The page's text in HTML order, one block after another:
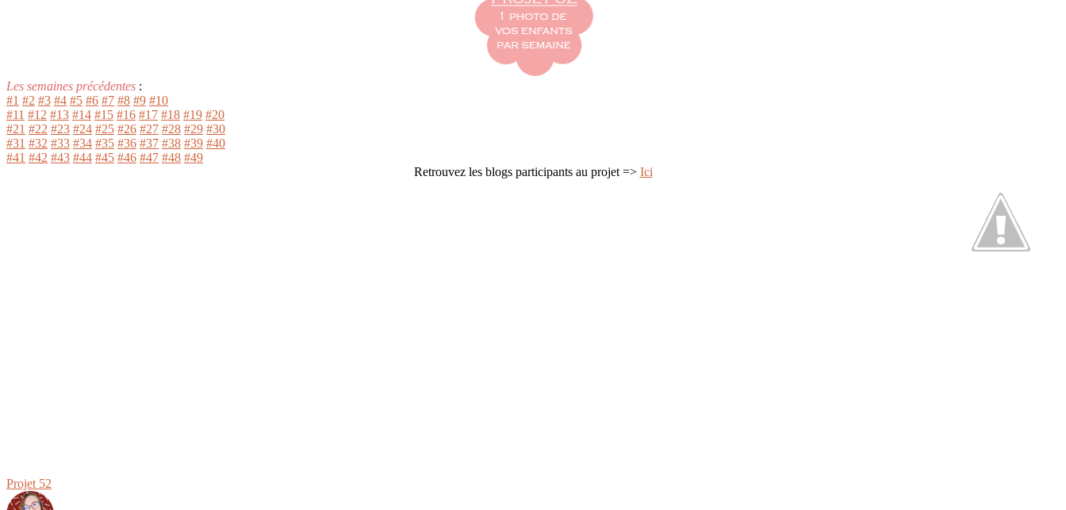
Les semaines précédentes :
#1 #2 #3 #4 #5 #6 #7 #8 #9 #10
#11 #12 #13 #14 #15 #16 #17 #18 #19 #20
#21 #22 #23 #24 #25 #26 #27 #28 #29 #30
#31 #32 #33 #34 #35 #36 #37 #38 #39 #40
#41 #42 #43 #44 #45 #46 #47 #48 #49
Retrouvez les blogs participants au projet => Ici
Projet 52